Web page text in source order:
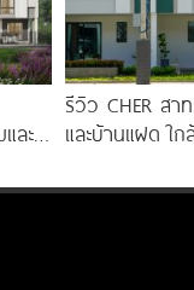
ละ
รีวิว CHER สา
และบ้านแฝด ใก
3.59